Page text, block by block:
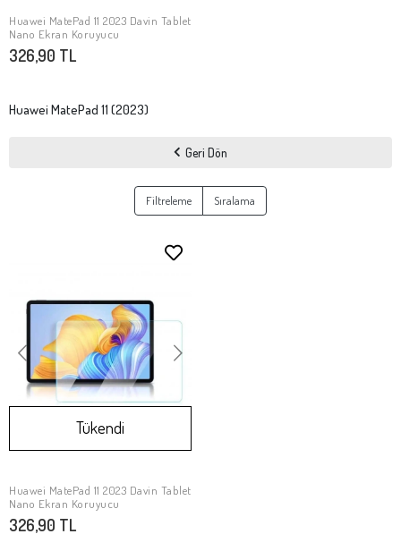
Stokta Yok
Huawei MatePad 11 2023 Davin Tablet
Nano Ekran Koruyucu
326,90 TL
Huawei MatePad 11 (2023)
Geri Dön
Filtreleme Sıralama
Stokta Yok
Tükendi
Huawei MatePad 11 2023 Davin Tablet
Nano Ekran Koruyucu
326,90 TL